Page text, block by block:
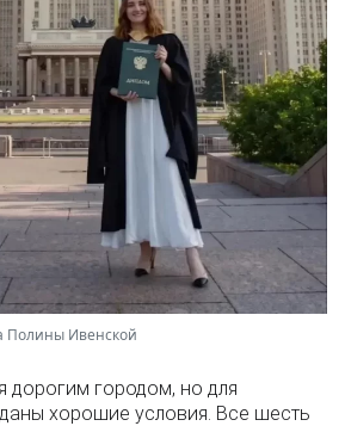
Полины Ивенской
дорогим городом, но для
хорошие условия. Все шесть